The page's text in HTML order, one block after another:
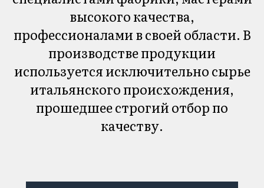
высокого качества,
профессионалами в своей области. В
производстве продукции
используется исключительно сырье
итальянского происхождения,
прошедшее строгий отбор по
качеству.